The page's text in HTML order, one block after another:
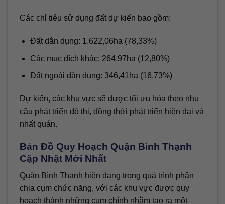
Các chỉ tiêu sử dụng đất dự kiến bao gồm:
Đất dân dụng: 1.622,06ha (78,33%)
Các mục đích khác: 264,97ha (12,80%)
Đất ngoài dân dụng: 346,41ha (16,73%)
Dự kiến, các khu vực sẽ được tối ưu hóa theo nhu
cầu phát triển đô thị, đồng thời phát triển hiện đại và
nhất quán.
Bản Đồ Quy Hoạch Quận Bình Thạnh
Cập Nhật Mới Nhất
Quận Bình Thạnh hiện đang trong quá trình phân
chia cụm chức năng, với các khu vực được quy
hoạch thành những cụm chính nhằm tạo ra một